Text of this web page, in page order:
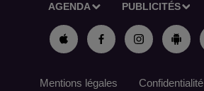
AGENDA PUBLICITÉS
Mentions légales Confidentialité